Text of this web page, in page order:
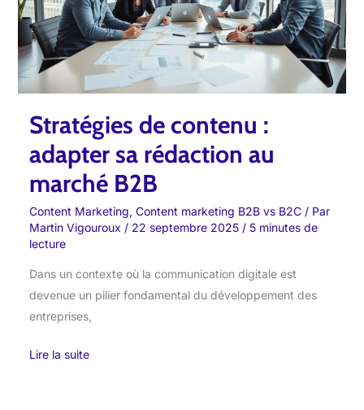
Stratégies de contenu :
adapter sa rédaction au
marché B2B
Content Marketing, Content marketing B2B vs B2C/ Par
Martin Vigouroux / 22 septembre 2025 / 5 minutes de
lecture
Dans un contexte où la communication digitale est
devenue un pilier fondamental du développement des
entreprises,
adapter
sa
rédaction
au
B2B
Lire la suite